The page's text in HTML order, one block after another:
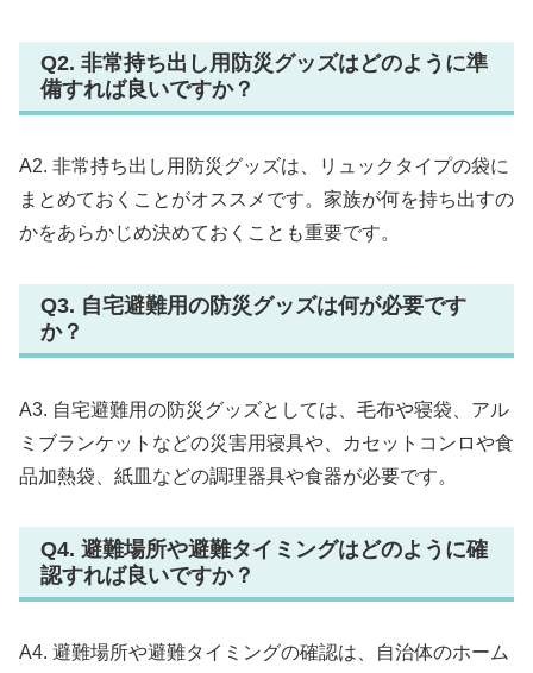
Q2. 非常持ち出し用防災グッズはどのように準
備すれば良いですか？
A2. 非常持ち出し用防災グッズは、リュックタイプの袋に
まとめておくことがオススメです。家族が何を持ち出すの
かをあらかじめ決めておくことも重要です。
Q3. 自宅避難用の防災グッズは何が必要です
か？
A3. 自宅避難用の防災グッズとしては、毛布や寝袋、アル
ミブランケットなどの災害用寝具や、カセットコンロや食
品加熱袋、紙皿などの調理器具や食器が必要です。
Q4. 避難場所や避難タイミングはどのように確
認すれば良いですか？
A4. 避難場所や避難タイミングの確認は、自治体のホーム